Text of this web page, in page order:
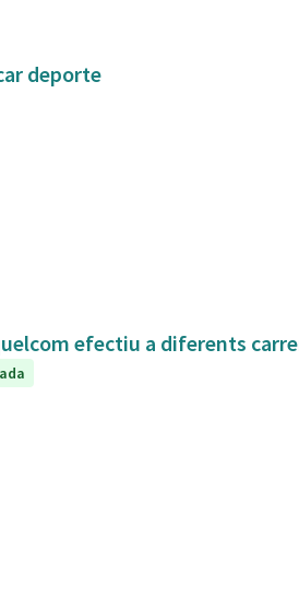
deporte
efectiu a diferents